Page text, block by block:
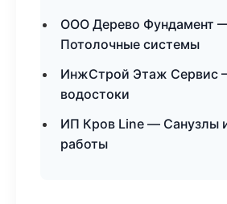
ООО Дерево Фундамент
Потолочные системы
ИнжСтрой Этаж Сервис
водостоки
ИП Кров Line — Санузлы
работы